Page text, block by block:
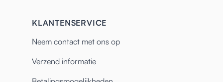
KLANTENSERVICE
Neem contact met ons op
Verzend informatie